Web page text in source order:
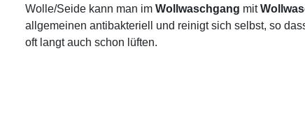
Wolle/Seide kann man im Wollwaschgang mit
allgemeinen antibakteriell und reinigt sich selbst, so
oft langt auch schon lüften.